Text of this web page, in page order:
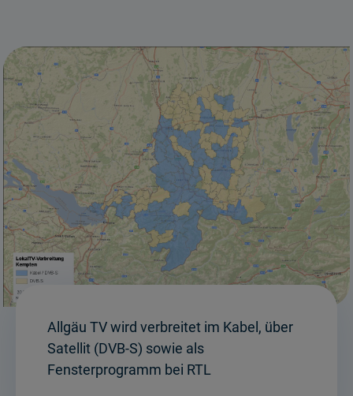
Allgäu TV wird verbreitet im Kabel, über
Satellit (DVB-S) sowie als
Fensterprogramm bei RTL